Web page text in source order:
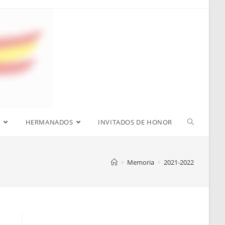
HERMANADOS INVITADOS DE HONOR
> Memoria > 2021-2022